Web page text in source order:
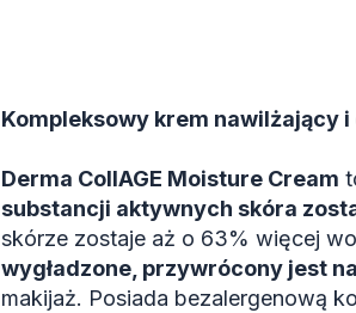
Kompleksowy krem nawilżający
Derma CollAGE Moisture Cream
substancji aktywnych skóra
skórze zostaje aż o 63% więcej
wygładzone, przywrócony jest
makijaż. Posiada bezalergenową